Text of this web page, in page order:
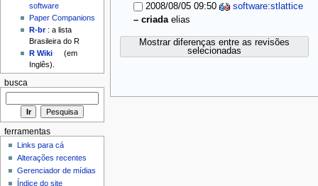
2008/08/05 09:50
software:stlattice
– criada elias
Mostrar diferenças entre as revisões
selecionadas
software
Paper Companions
R-br: a lista
Brasileira do R
R Wiki
(em
Inglês).
busca
ferramentas
Links para cá
Alterações recentes
Gerenciador de mídias
Índice do site